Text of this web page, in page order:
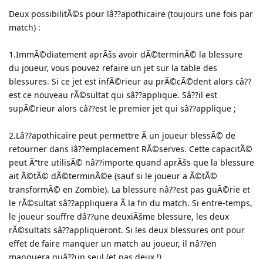
Deux possibilitÃ©s pour lâ??apothicaire (toujours une fois par
match) :
1.ImmÃ©diatement aprÃšs avoir dÃ©terminÃ© la blessure
du joueur, vous pouvez refaire un jet sur la table des
blessures. Si ce jet est infÃ©rieur au prÃ©cÃ©dent alors câ??
est ce nouveau rÃ©sultat qui sâ??applique. Sâ??il est
supÃ©rieur alors câ??est le premier jet qui sâ??applique ;
2.Lâ??apothicaire peut permettre Ã un joueur blessÃ© de
retourner dans lâ??emplacement RÃ©serves. Cette capacitÃ©
peut Ãªtre utilisÃ© nâ??importe quand aprÃšs que la blessure
ait Ã©tÃ© dÃ©terminÃ©e (sauf si le joueur a Ã©tÃ©
transformÃ© en Zombie). La blessure nâ??est pas guÃ©rie et
le rÃ©sultat sâ??appliquera Ã la fin du match. Si entre-temps,
le joueur souffre dâ??une deuxiÃšme blessure, les deux
rÃ©sultats sâ??appliqueront. Si les deux blessures ont pour
effet de faire manquer un match au joueur, il nâ??en
manquera quâ??un seul (et pas deux !)